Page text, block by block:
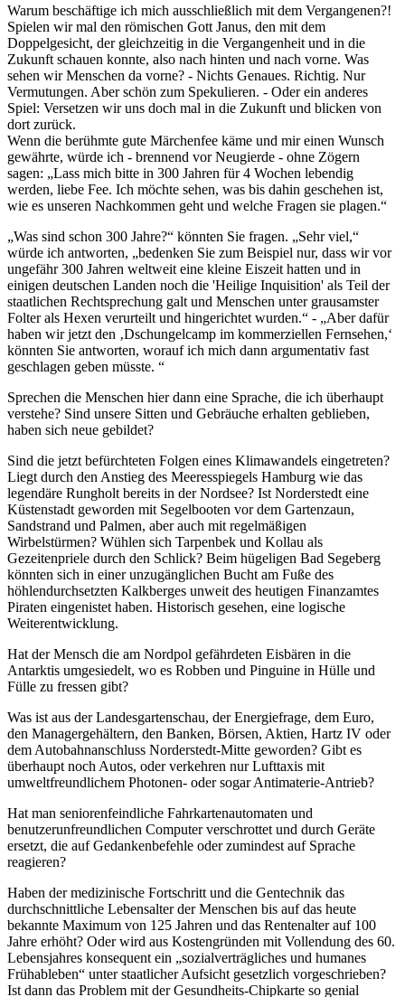
Warum beschäftige ich mich ausschließlich mit dem Vergangenen?!
Spielen wir mal den römischen Gott Janus, den mit dem
Doppelgesicht, der gleichzeitig in die Vergangenheit und in die
Zukunft schauen konnte, also nach hinten und nach vorne. Was
sehen wir Menschen da vorne? - Nichts Genaues. Richtig. Nur
Vermutungen. Aber schön zum Spekulieren. - Oder ein anderes
Spiel: Versetzen wir uns doch mal in die Zukunft und blicken von
dort zurück.
Wenn die berühmte gute Märchenfee käme und mir einen Wunsch
gewährte, würde ich - brennend vor Neugierde - ohne Zögern
sagen:
Lass mich bitte in 300 Jahren für 4 Wochen lebendig
werden, liebe Fee. Ich möchte sehen, was bis dahin geschehen ist,
wie es unseren Nachkommen geht und welche Fragen sie plagen.
Was sind schon 300 Jahre?
könnten Sie fragen.
Sehr viel,
würde ich antworten,
bedenken Sie zum Beispiel nur, dass wir vor
ungefähr 300 Jahren weltweit eine kleine Eiszeit hatten und in
einigen deutschen Landen noch die 'Heilige Inquisition' als Teil der
staatlichen Rechtsprechung galt und Menschen unter grausamster
Folter als Hexen verurteilt und hingerichtet wurden.
-
Aber dafür
haben wir jetzt den Dschungelcamp im kommerziellen Fernsehen,
könnten Sie antworten, worauf ich mich dann argumentativ fast
geschlagen geben müsste.
Sprechen die Menschen hier dann eine Sprache, die ich überhaupt
verstehe? Sind unsere Sitten und Gebräuche erhalten geblieben,
haben sich neue gebildet?
Sind die jetzt befürchteten Folgen eines Klimawandels eingetreten?
Liegt durch den Anstieg des Meeresspiegels Hamburg wie das
legendäre Rungholt bereits in der Nordsee? Ist Norderstedt eine
Küstenstadt geworden mit Segelbooten vor dem Gartenzaun,
Sandstrand und Palmen, aber auch mit regelmäßigen
Wirbelstürmen? Wühlen sich Tarpenbek und Kollau als
Gezeitenpriele durch den Schlick? Beim hügeligen Bad Segeberg
könnten sich in einer unzugänglichen Bucht am Fuße des
höhlendurchsetzten Kalkberges unweit des heutigen Finanzamtes
Piraten eingenistet haben. Historisch gesehen, eine logische
Weiterentwicklung.
Hat der Mensch die am Nordpol gefährdeten Eisbären in die
Antarktis umgesiedelt, wo es Robben und Pinguine in Hülle und
Fülle zu fressen gibt?
Was ist aus der Landesgartenschau, der Energiefrage, dem Euro,
den Managergehältern, den Banken, Börsen, Aktien, Hartz IV oder
dem Autobahnanschluss Norderstedt-Mitte geworden? Gibt es
überhaupt noch Autos, oder verkehren nur Lufttaxis mit
umweltfreundlichem Photonen- oder sogar Antimaterie-Antrieb?
Hat man seniorenfeindliche Fahrkartenautomaten und
benutzerunfreundlichen Computer verschrottet und durch Geräte
ersetzt, die auf Gedankenbefehle oder zumindest auf Sprache
reagieren?
Haben der medizinische Fortschritt und die Gentechnik das
durchschnittliche Lebensalter der Menschen bis auf das heute
bekannte Maximum von 125 Jahren und das Rentenalter auf 100
Jahre erhöht? Oder wird aus Kostengründen mit Vollendung des 60.
Lebensjahres konsequent ein
sozialverträgliches und humanes
Frühableben
unter staatlicher Aufsicht gesetzlich vorgeschrieben?
Ist dann das Problem mit der Gesundheits-Chipkarte so genial